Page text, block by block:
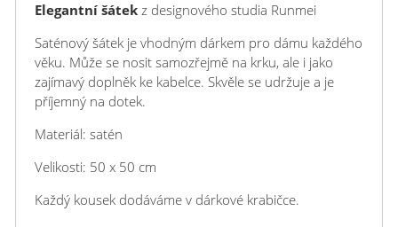
Elegantní šátekz designového studia Runmei
Saténový šátek je vhodným dárkem pro dámu každého
věku. Může se nosit samozřejmě na krku, ale i jako
zajímavý doplněk ke kabelce. Skvěle se udržuje a je
příjemný na dotek.
Materiál: satén
Velikosti: 50 x 50 cm
Každý kousek dodáváme v dárkové krabičce.